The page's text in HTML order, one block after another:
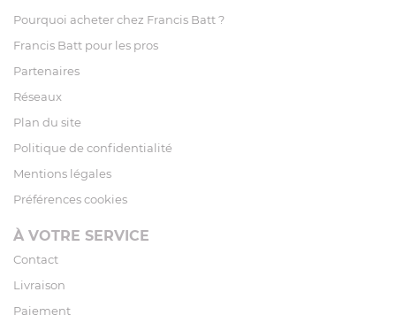
Pourquoi acheter chez Francis Batt ?
Francis Batt pour les pros
Partenaires
Réseaux
Plan du site
Politique de confidentialité
Mentions légales
Préférences cookies
À VOTRE SERVICE
Contact
Livraison
Paiement